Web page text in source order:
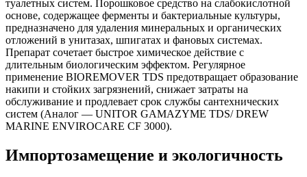
туалетных систем. Порошковое средство на слабокислотной
основе, содержащее ферменты и бактериальные культуры,
предназначено для удаления минеральных и органических
отложений в унитазах, шпигатах и фановых системах.
Препарат сочетает быстрое химическое действие с
длительным биологическим эффектом. Регулярное
применение BIOREMOVER TDS предотвращает образование
накипи и стойких загрязнений, снижает затраты на
обслуживание и продлевает срок службы сантехнических
систем (Аналог — UNITOR GAMAZYME TDS/ DREW
MARINE ENVIROCARE CF 3000).
Импортозамещение и экологичность